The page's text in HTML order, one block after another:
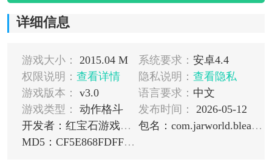
详细信息
游戏大小： 2015.04 M 系统要求： 安卓4.4
权限说明： 查看详情 隐私说明： 查看隐私
游戏版本：
v3.0 语言要求： 中文
游戏类型：
动作格斗 发布时间：
2026-05-12
开发者：红宝石游戏工作室
包名：com.jarworld.bleach.bvi
MD5：CF5E868FDFF8A4E66DB229EFE0EF6435